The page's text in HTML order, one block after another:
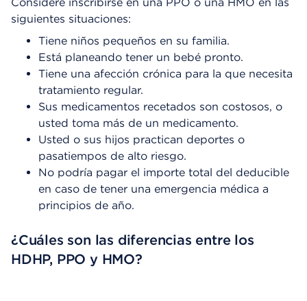
Considere inscribirse en una PPO o una HMO en las
siguientes situaciones:
Tiene niños pequeños en su familia.
Está planeando tener un bebé pronto.
Tiene una afección crónica para la que necesita
tratamiento regular.
Sus medicamentos recetados son costosos, o
usted toma más de un medicamento.
Usted o sus hijos practican deportes o
pasatiempos de alto riesgo.
No podría pagar el importe total del deducible
en caso de tener una emergencia médica a
principios de año.
¿Cuáles son las diferencias entre los
HDHP, PPO y HMO?